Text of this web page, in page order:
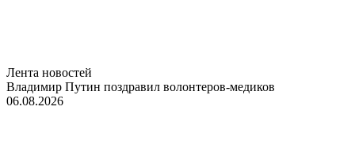
Лента новостей
Владимир Путин поздравил волонтеров-медиков
06.08.2026